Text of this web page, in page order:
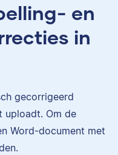
en
in
gecorrigeerd
uploadt. Om de
Word-document met